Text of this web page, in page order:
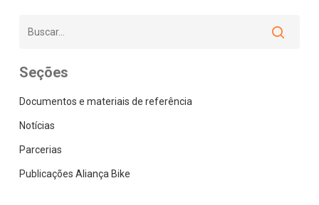
Seções
Documentos e materiais de referência
Notícias
Parcerias
Publicações Aliança Bike